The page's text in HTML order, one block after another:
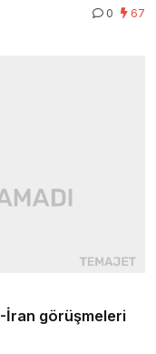
0 67
İran görüşmeleri